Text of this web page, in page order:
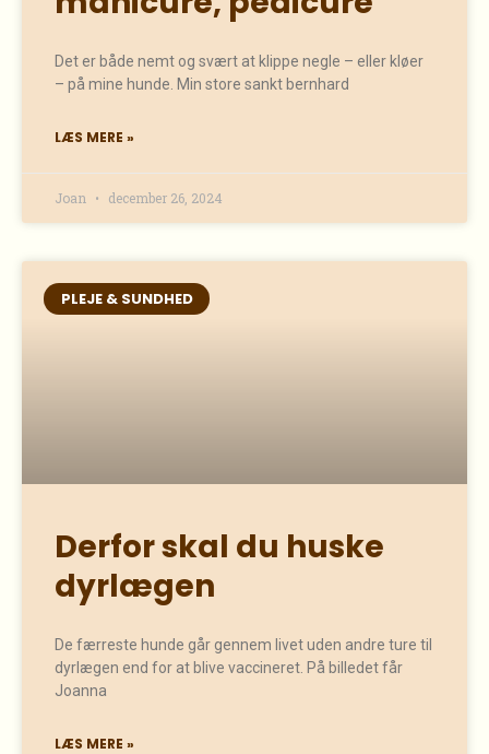
Det er både nemt og svært at klippe negle – eller kløer
– på mine hunde. Min store sankt bernhard
LÆS MERE »
Joan december 26, 2024
PLEJE & SUNDHED
Derfor skal du huske
dyrlægen
De færreste hunde går gennem livet uden andre ture til
dyrlægen end for at blive vaccineret. På billedet får
Joanna
LÆS MERE »